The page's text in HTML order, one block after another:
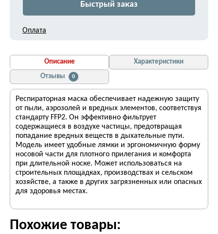
Быстрый заказ
Оплата
Описание
Характеристики
Отзывы
0
Респираторная маска обеспечивает надежную защиту
от пыли, аэрозолей и вредных элементов, соответствуя
стандарту FFP2. Он эффективно фильтрует
содержащиеся в воздухе частицы, предотвращая
попадание вредных веществ в дыхательные пути.
Модель имеет удобные лямки и эргономичную форму
носовой части для плотного прилегания и комфорта
при длительной носке. Может использоваться на
строительных площадках, производствах и сельском
хозяйстве, а также в других загрязненных или опасных
для здоровья местах.
Похожие товары: